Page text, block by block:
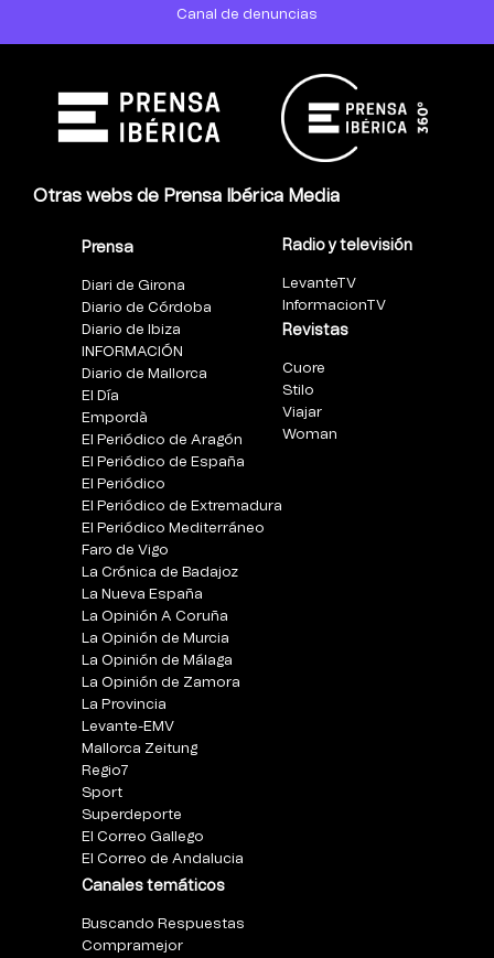
Canal de denuncias
Otras webs de Prensa Ibérica Media
Prensa
Diari de Girona
Diario de Córdoba
Diario de Ibiza
INFORMACIÓN
Diario de Mallorca
El Día
Empordà
El Periódico de Aragón
El Periódico de España
El Periódico
El Periódico de Extremadura
El Periódico Mediterráneo
Faro de Vigo
La Crónica de Badajoz
La Nueva España
La Opinión A Coruña
La Opinión de Murcia
La Opinión de Málaga
La Opinión de Zamora
La Provincia
Levante-EMV
Mallorca Zeitung
Regio7
Sport
Superdeporte
El Correo Gallego
El Correo de Andalucia
Canales temáticos
Buscando Respuestas
Compramejor
Radio y televisión
LevanteTV
InformacionTV
Revistas
Cuore
Stilo
Viajar
Woman